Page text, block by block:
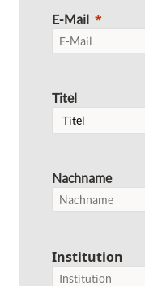
E-Mail
Titel
Nachname
Institution